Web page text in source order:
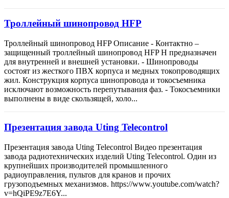
Троллейный шинопровод HFP
Троллейный шинопровод HFP Описание - Контактно –
защищенный троллейный шинопровод HFP H предназначен
для внутренней и внешней установки. - Шинопроводы
состоят из жесткого ПВХ корпуса и медных токопроводящих
жил. Конструкция корпуса шинопровода и токосъемника
исключают возможность перепутывания фаз. - Токосъемники
выполнены в виде скользящей, холо...
Презентация завода Uting Telecontrol
Презентация завода Uting Telecontrol Видео презентация
завода радиотехнических изделий Uting Telecontrol. Один из
крупнейших производителей промышленного
радиоуправления, пультов для кранов и прочих
грузоподъемных механизмов. https://www.youtube.com/watch?
v=hQiPE9z7E6Y...